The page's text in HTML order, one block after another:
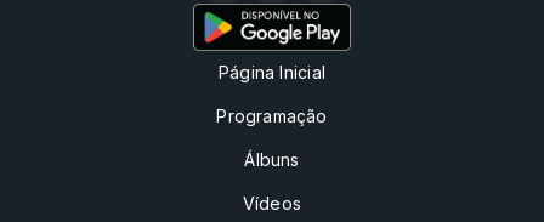
Página Inicial
Programação
Álbuns
Vídeos